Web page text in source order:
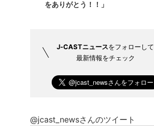
をありがとう！！」
J-CASTニュースをフォローして
最新情報をチェック
@jcast_newsさんのツイート